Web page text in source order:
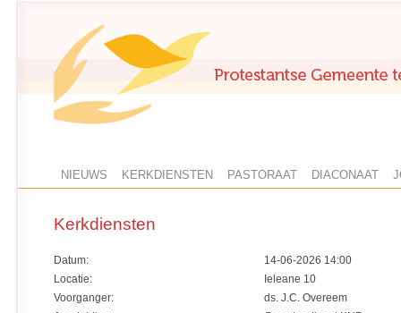
NIEUWS KERKDIENSTEN PASTORAAT DIACONAAT
Kerkdiensten
Datum:
14-06-2026 14:00
Locatie:
Ieleane 10
Voorganger:
ds. J.C. Overeem